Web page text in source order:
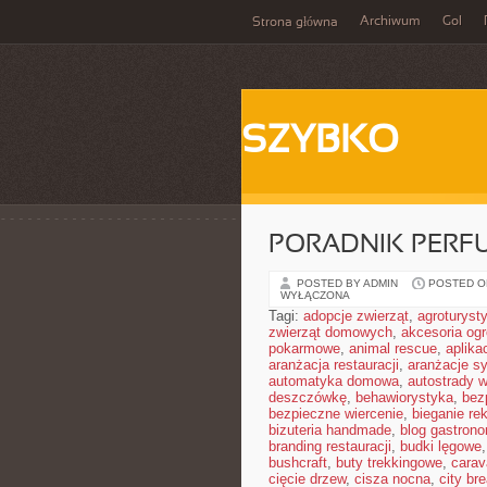
Strona główna Archiwum Gol
SZYBKO
PORADNIK
POSTED BY ADMIN POSTED
WYŁĄCZONA
Tagi: adopcje zwierząt,
zwierząt domowych, akcesoria
pokarmowe, animal rescue,
aranżacja restauracji, aranżacje
automatyka domowa, autostrady
deszczówkę, behawiorystyka,
bezpieczne wiercenie, bieganie
bizuteria handmade, blog
branding restauracji, budki lęgowe,
bushcraft, buty trekkingowe,
cięcie drzew, cisza nocna, city